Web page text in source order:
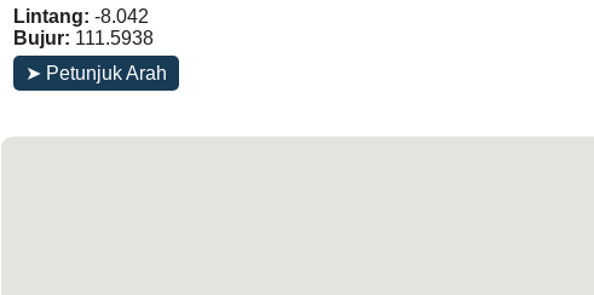
Lintang: -8.042
Bujur: 111.5938
➤ Petunjuk Arah